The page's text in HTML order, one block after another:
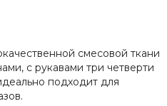
смесовой ткани
с рукавами три четверти
подходит для